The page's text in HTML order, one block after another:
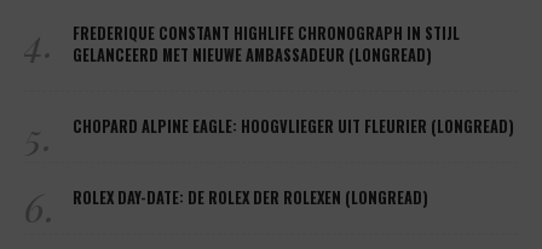
4.
FREDERIQUE CONSTANT HIGHLIFE CHRONOGRAPH IN STIJL
GELANCEERD MET NIEUWE AMBASSADEUR (LONGREAD)
5. CHOPARD ALPINE EAGLE: HOOGVLIEGER UIT FLEURIER (LONGREAD)
6. ROLEX DAY-DATE: DE ROLEX DER ROLEXEN (LONGREAD)